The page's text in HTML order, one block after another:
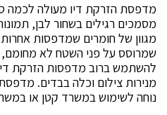
מדפסת הזרקת דיו מעולה לכמה
מסמכים רגילים בשחור לבן,
מגוון של חומרים שמדפסות
שמרוסס על פני השטח לא
להשתמש ברוב מדפסות הזרקת
מנירות צילום וכלה בבדים.
נוחה לשימוש במשרד קטן או